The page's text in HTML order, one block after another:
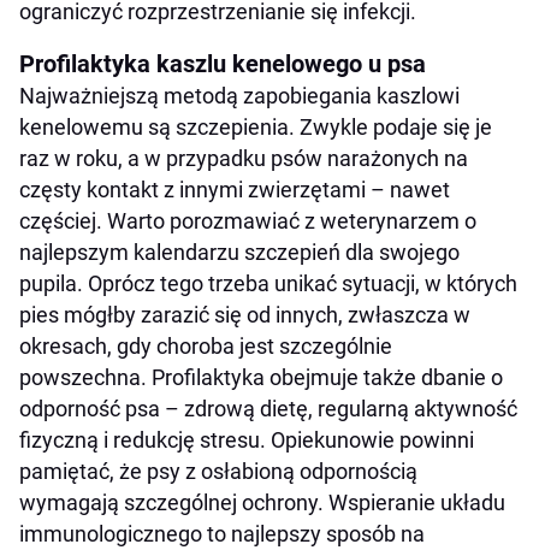
ograniczyć rozprzestrzenianie się infekcji.
Profilaktyka kaszlu kenelowego u psa
Najważniejszą metodą zapobiegania kaszlowi
kenelowemu są szczepienia. Zwykle podaje się je
raz w roku, a w przypadku psów narażonych na
częsty kontakt z innymi zwierzętami – nawet
częściej. Warto porozmawiać z weterynarzem o
najlepszym kalendarzu szczepień dla swojego
pupila. Oprócz tego trzeba unikać sytuacji, w których
pies mógłby zarazić się od innych, zwłaszcza w
okresach, gdy choroba jest szczególnie
powszechna. Profilaktyka obejmuje także dbanie o
odporność psa – zdrową dietę, regularną aktywność
fizyczną i redukcję stresu. Opiekunowie powinni
pamiętać, że psy z osłabioną odpornością
wymagają szczególnej ochrony. Wspieranie układu
immunologicznego to najlepszy sposób na